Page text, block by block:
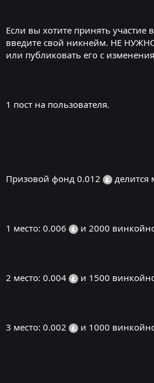
Если вы хотите принять участие
введите свой никнейм. НЕ НУЖНО
или публиковать его с
1 пост на пользователя.
Призовой фонд 0.012 делится
1 место: 0.006 и 2000
2 место: 0.004 и 1500
3 место: 0.002 и 1000